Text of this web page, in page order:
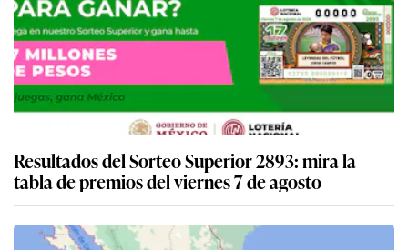
Resultados del Sorteo Superior 2893: mira la
tabla de premios del viernes 7 de agosto